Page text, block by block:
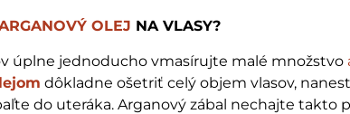
OLEJ NA VLASY?
úplne jednoducho vmasírujte malé množstvo
dôkladne ošetriť celý objem vlasov,
do uteráka. Arganový zábal nechajte